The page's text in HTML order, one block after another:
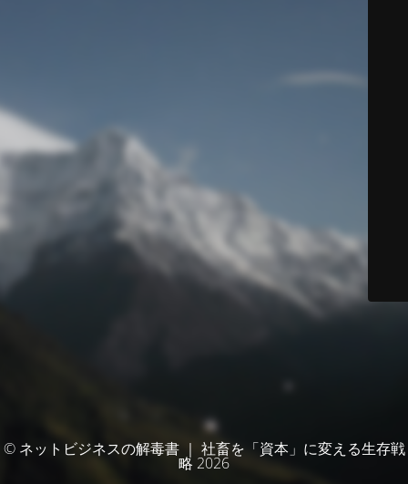
© ネットビジネスの解毒書 ｜ 社畜を「資本」に変える生存戦
略 2026